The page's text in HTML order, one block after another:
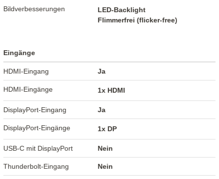
Bildverbesserungen
LED-Backlight
Flimmerfrei (flicker-free)
Eingänge
HDMI-Eingang Ja
HDMI-Eingänge 1x HDMI
DisplayPort-Eingang Ja
DisplayPort-Eingänge 1x DP
USB-C mit DisplayPort Nein
Thunderbolt-Eingang Nein